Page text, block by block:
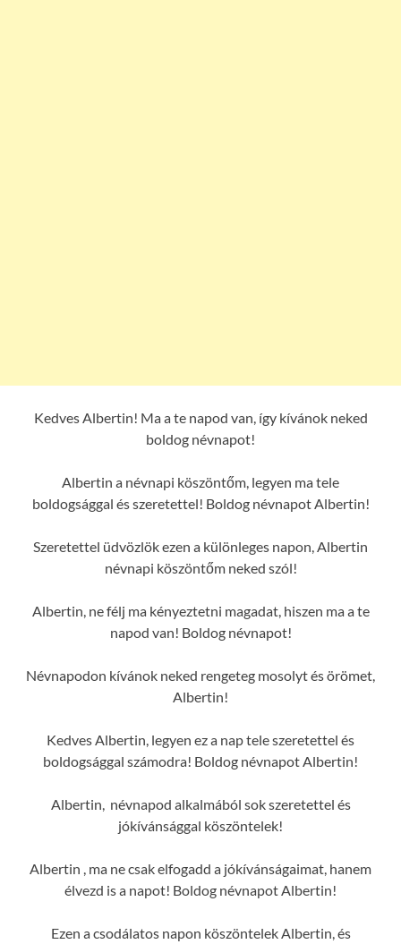
Kedves Albertin! Ma a te napod van, így kívánok neked
boldog névnapot!
Albertin a névnapi köszöntőm, legyen ma tele
boldogsággal és szeretettel! Boldog névnapot Albertin!
Szeretettel üdvözlök ezen a különleges napon, Albertin
névnapi köszöntőm neked szól!
Albertin, ne félj ma kényeztetni magadat, hiszen ma a te
napod van! Boldog névnapot!
Névnapodon kívánok neked rengeteg mosolyt és örömet,
Albertin!
Kedves Albertin, legyen ez a nap tele szeretettel és
boldogsággal számodra! Boldog névnapot Albertin!
Albertin, névnapod alkalmából sok szeretettel és
jókívánsággal köszöntelek!
Albertin , ma ne csak elfogadd a jókívánságaimat, hanem
élvezd is a napot! Boldog névnapot Albertin!
Ezen a csodálatos napon köszöntelek Albertin, és